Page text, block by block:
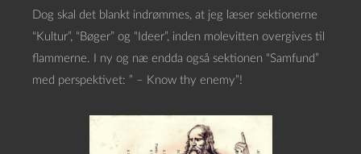
Dog skal det blankt indrømmes, at jeg læser sektionerne
“Kultur”, “Bøger” og “Ideer”, inden molevitten overgives til
flammerne. I ny og næ endda også sektionen “Samfund”
med perspektivet: ” – Know thy enemy”!